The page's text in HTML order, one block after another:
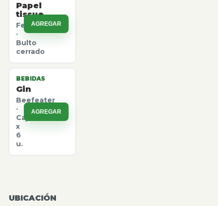
Papel
tissue
Felpita
·
Bulto
cerrado
AGREGAR
BEBIDAS
Gin
Beefeater
·
Caja
x
6
u.
AGREGAR
UBICACIÓN